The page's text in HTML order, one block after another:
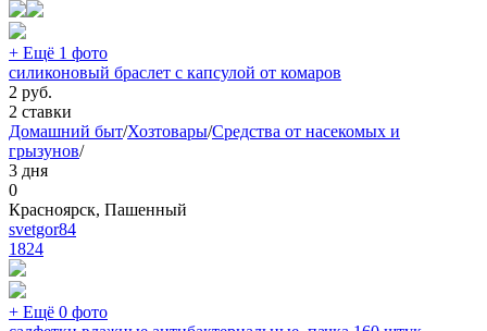
+ Ещё 1 фото
силиконовый браслет с капсулой от комаров
2 руб.
2 ставки
Домашний быт/Хозтовары/Средства от насекомых и
грызунов/
3 дня
0
Красноярск, Пашенный
svetgor84
1824
+ Ещё 0 фото